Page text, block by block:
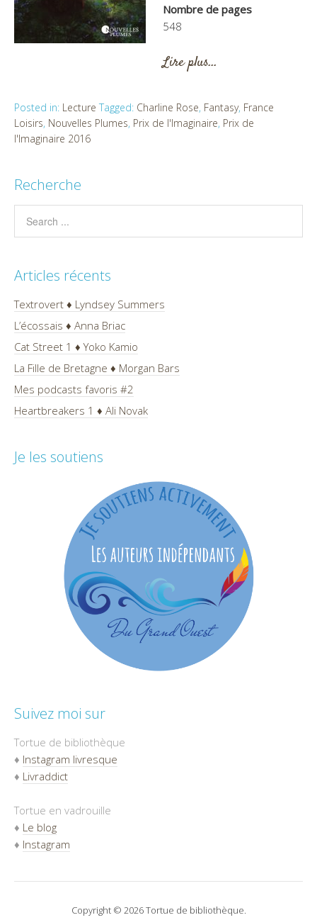
Nombre de pages
548
Lire plus…
Posted in: Lecture Tagged: Charline Rose, Fantasy, France
Loisirs, Nouvelles Plumes, Prix de l'Imaginaire, Prix de
l'Imaginaire 2016
Recherche
Articles récents
Textrovert ♦ Lyndsey Summers
L’écossais ♦ Anna Briac
Cat Street 1 ♦ Yoko Kamio
La Fille de Bretagne ♦ Morgan Bars
Mes podcasts favoris #2
Heartbreakers 1 ♦ Ali Novak
Je les soutiens
Suivez moi sur
Tortue de bibliothèque
♦ Instagram livresque
♦ Livraddict
Tortue en vadrouille
♦ Le blog
♦ Instagram
Copyright © 2026 Tortue de bibliothèque.